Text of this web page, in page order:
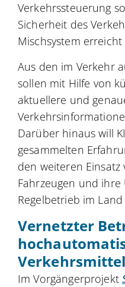
Verkehrssteuerung
Sicherheit des
Mischsystem
Aus den im Verkehr
sollen mit Hilfe von
aktuellere und
Darüber hinaus will
gesammelten
den weiteren
Fahrzeugen und
Regelbetrieb im
Vernetzter
Verkehrsmittel
Im Vorgängerprojekt